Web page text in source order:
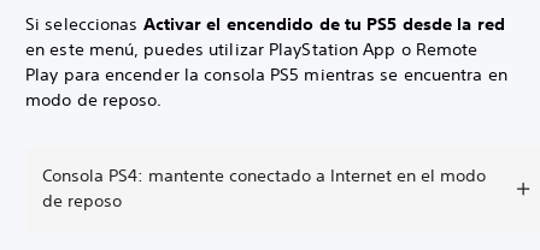
Si seleccionas Activar el encendido de tu PS5 desde la red
en este menú, puedes utilizar PlayStation App o Remote
Play para encender la consola PS5 mientras se encuentra en
modo de reposo.
Consola PS4: mantente conectado a Internet en el modo
de reposo